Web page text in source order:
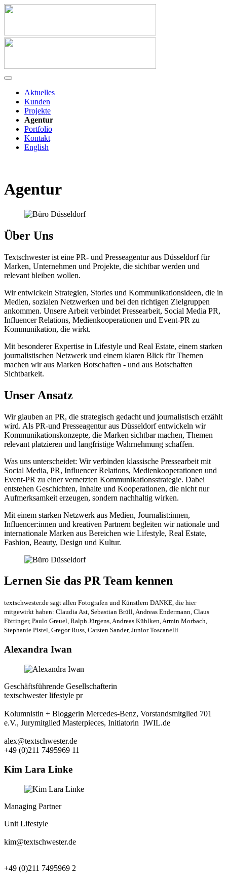
Aktuelles
Kunden
Projekte
Agentur
Portfolio
Kontakt
English
Agentur
Über Uns
Textschwester ist eine PR- und Presseagentur aus Düsseldorf für
Marken, Unternehmen und Projekte, die sichtbar werden und
relevant bleiben wollen.
Wir entwickeln Strategien, Stories und Kommunikationsideen, die in
Medien, sozialen Netzwerken und bei den richtigen Zielgruppen
ankommen. Unsere Arbeit verbindet Pressearbeit, Social Media PR,
Influencer Relations, Medienkooperationen und Event-PR zu
Kommunikation, die wirkt.
Mit besonderer Expertise in Lifestyle und Real Estate, einem starken
journalistischen Netzwerk und einem klaren Blick für Themen
machen wir aus Marken Botschaften - und aus Botschaften
Sichtbarkeit.
Unser Ansatz
Wir glauben an PR, die strategisch gedacht und journalistisch erzählt
wird. Als PR-und Presseagentur aus Düsseldorf entwickeln wir
Kommunikationskonzepte, die Marken sichtbar machen, Themen
relevant platzieren und langfristige Wahrnehmung schaffen.
Was uns unterscheidet: Wir verbinden klassische Pressearbeit mit
Social Media, PR, Influencer Relations, Medienkooperationen und
Event-PR zu einer vernetzten Kommunikationsstrategie. Dabei
entstehen Geschichten, Inhalte und Kooperationen, die nicht nur
Aufmerksamkeit erzeugen, sondern nachhaltig wirken.
Mit einem starken Netzwerk aus Medien, Journalist:innen,
Influencer:innen und kreativen Partnern begleiten wir nationale und
internationale Marken aus Bereichen wie Lifestyle, Real Estate,
Fashion, Beauty, Design und Kultur.
Lernen Sie das PR Team kennen
textschwester.de sagt allen Fotografen und Künstlern DANKE, die hier
mitgewirkt haben: Claudia Ast, Sebastian Brüll, Andreas Endermann, Claus
Föttinger, Paulo Greuel, Ralph Jürgens, Andreas Kühlken, Armin Morbach,
Stephanie Pistel, Gregor Russ, Carsten Sander, Junior Toscanelli
Alexandra Iwan
Geschäftsführende Gesellschafterin
textschwester lifestyle pr
Kolumnistin + Bloggerin Mercedes-Benz, Vorstandsmitglied 701
e.V., Jurymitglied Masterpieces, Initiatorin IWIL.de
alex@textschwester.de
+49 (0)211 7495969 11
Kim Lara Linke
Managing Partner
Unit Lifestyle
kim@textschwester.de
+49 (0)211 7495969 2